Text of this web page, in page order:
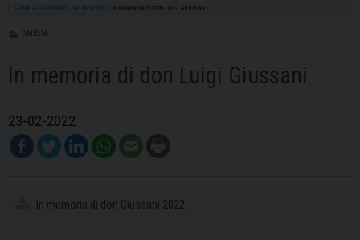
HOME INTERVENTI DEL VESCOVO IN MEMORIA DI DON LUIGI GIUSSANI
OMELIA
In memoria di don Luigi Giussani
23-02-2022
In memoria di don Giussani 2022